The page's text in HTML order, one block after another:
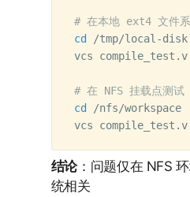
# 在本地 ext4 文件系
cd /tmp/local-disk
vcs
# 在 NFS 挂载点测试
cd /nfs/workspace
vcs
结论：问题仅在 NFS
统相关